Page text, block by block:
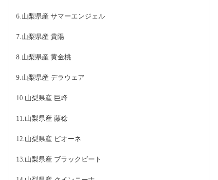
6.山梨県産 サマーエンジェル
7.山梨県産 貴陽
8.山梨県産 黄金桃
9.山梨県産 デラウェア
10.山梨県産 巨峰
11.山梨県産 藤稔
12.山梨県産 ピオーネ
13.山梨県産 ブラックビート